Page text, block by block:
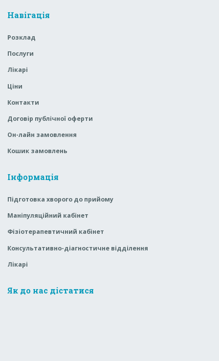
Навігація
Розклад
Послуги
Лікарі
Ціни
Контакти
Договір публічної оферти
Он-лайн замовлення
Кошик замовлень
Інформація
Підготовка хворого до прийому
Маніпуляційний кабінет
Фізіотерапевтичний кабінет
Консультативно-діагностичне відділення
Лікарі
Як до нас дістатися